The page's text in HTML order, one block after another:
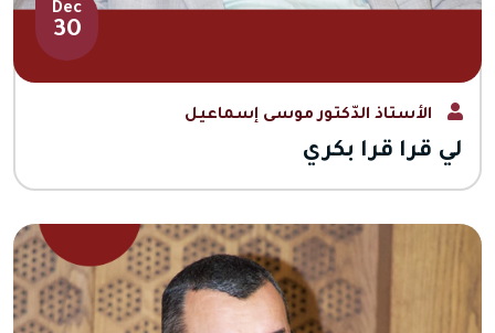
Dec
30
الأستاذ الدّكتور موسى إسماعيل
لي قرا قرا بكري